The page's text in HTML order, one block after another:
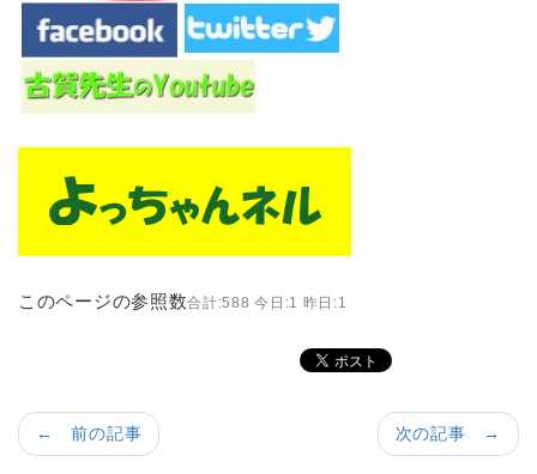
このページの参照数合計:588 今日:1 昨日:1
次の記事 →
← 前の記事